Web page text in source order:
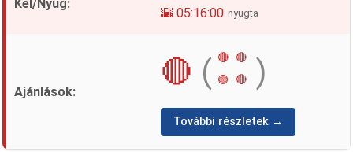
🌇 05:16:00 nyugta
🔴 ( 🔴
🔴
🟢
🔴 )
További részletek →